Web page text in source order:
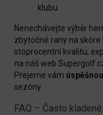
klubu.
Nenechávejte výběr
zbytočné rany na
stoprocentní kvalitu,
na náš web
Přejeme vám
sezóny.
FAQ – Často